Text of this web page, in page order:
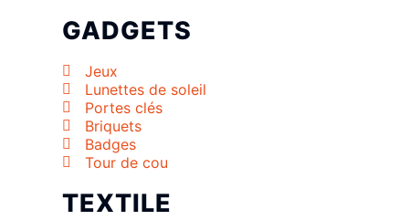
GADGETS
Jeux
Lunettes de soleil
Portes clés
Briquets
Badges
Tour de cou
TEXTILE